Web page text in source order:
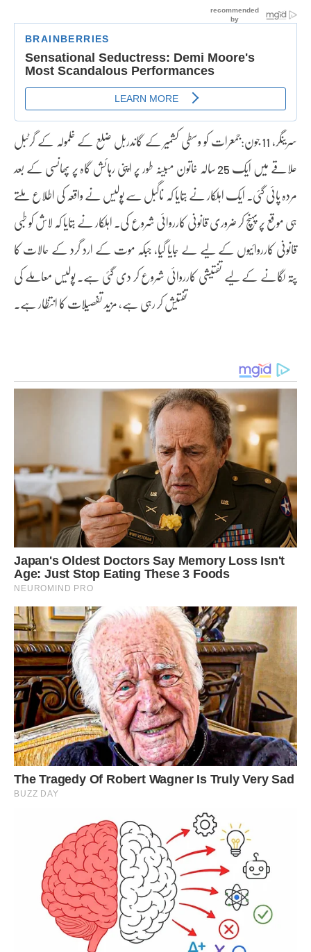
سرینگر، 11 جون:جمعرات کو وسطی کشمیر کے گاندربل ضلع کے خلمولہ کے گرٹبل
علاقے میں ایک 25 سالہ خاتون مبینہ طور پر اپنی رہائش گاہ پر پھانسی کے بعد
مردہ پائی گئی۔ ایک اہلکار نے بتایا کہ ناگبل سے پولیس نے واقعہ کی اطلاع ملتے
ہی موقع پر پہنچ کر ضروری قانونی کارروائی شروع کی۔ اہلکار نے بتایا کہ لاش کو طبی
قانونی کارروائیوں کے لیے لے جایا گیا، جبکہ موت کے ارد گرد کے حالات کا
پتہ لگانے کے لیے تفتیشی کارروائی شروع کر دی گئی ہے۔ پولیس معاملے کی
تفتیش کر رہی ہے، مزید تفصیلات کا انتظار ہے۔